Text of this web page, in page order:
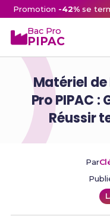
Promotion -42%se
Bac Pro
PIPAC
Matériel
Pro PIPAC
Réussir
Par